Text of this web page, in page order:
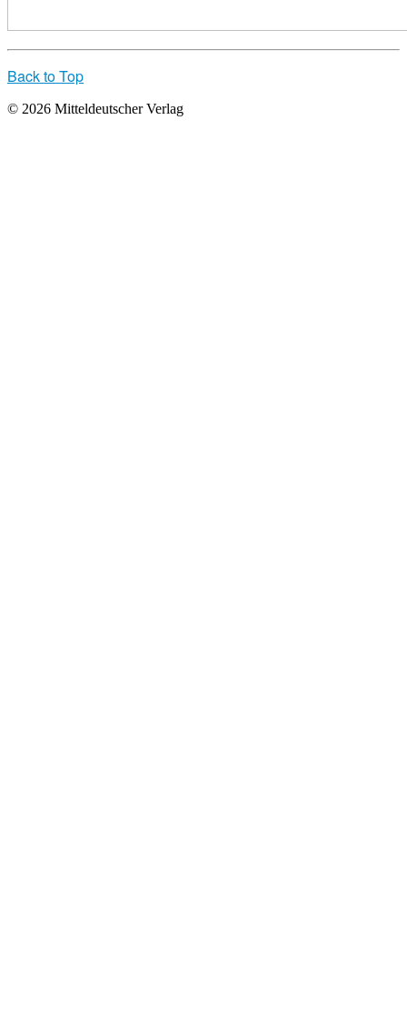
Back to Top
© 2026 Mitteldeutscher Verlag